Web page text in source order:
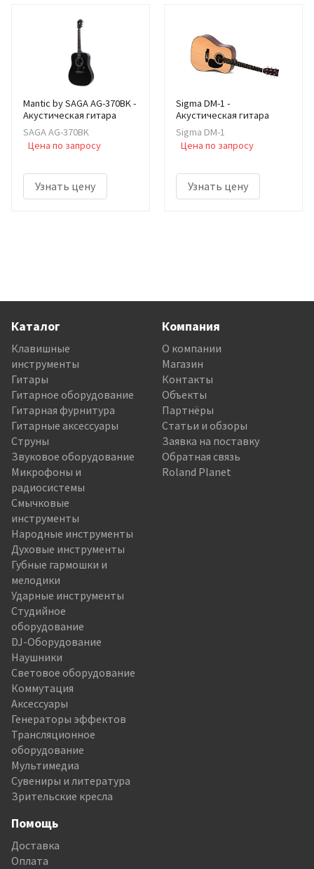
Mantic by SAGA AG-370BK -
Акустическая гитара
SAGA AG-370BK
Цена по запросу
Узнать цену
Sigma DM-1 -
Акустическая гитара
Sigma DM-1
Цена по запросу
Узнать цену
Каталог
Клавишные
инструменты
Гитары
Гитарное оборудование
Гитарная фурнитура
Гитарные аксессуары
Струны
Звуковое оборудование
Микрофоны и
радиосистемы
Смычковые
инструменты
Народные инструменты
Духовые инструменты
Губные гармошки и
мелодики
Ударные инструменты
Студийное
оборудование
DJ-Оборудование
Наушники
Световое оборудование
Коммутация
Аксессуары
Генераторы эффектов
Трансляционное
оборудование
Мультимедиа
Сувениры и литература
Зрительские кресла
Компания
О компании
Магазин
Контакты
Объекты
Партнёры
Статьи и обзоры
Заявка на поставку
Обратная связь
Roland Planet
Помощь
Доставка
Оплата